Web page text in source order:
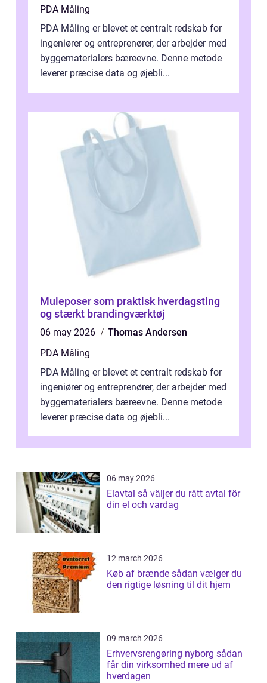
PDA Måling
PDA Måling er blevet et centralt redskab for
ingeniører og entreprenører, der arbejder med
byggematerialers bæreevne. Denne metode
leverer præcise data og øjebli...
Muleposer som praktisk hverdagsting
og stærkt brandingværktøj
06 may 2026
Thomas Andersen
PDA Måling
PDA Måling er blevet et centralt redskab for
ingeniører og entreprenører, der arbejder med
byggematerialers bæreevne. Denne metode
leverer præcise data og øjebli...
06 may 2026
Elavtal så väljer du rätt avtal för
din el och vardag
12 march 2026
Køb af brænde sådan vælger du
den rigtige løsning til dit hjem
09 march 2026
Erhvervsrengøring nyborg sådan
får din virksomhed mere ud af
hverdagen